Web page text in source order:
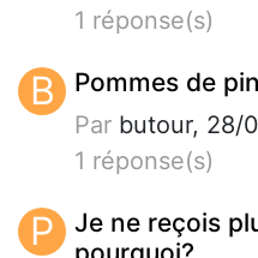
1 réponse(s)
B Pommes de
Par butour, 28/
1 réponse(s)
P
Je ne reçois